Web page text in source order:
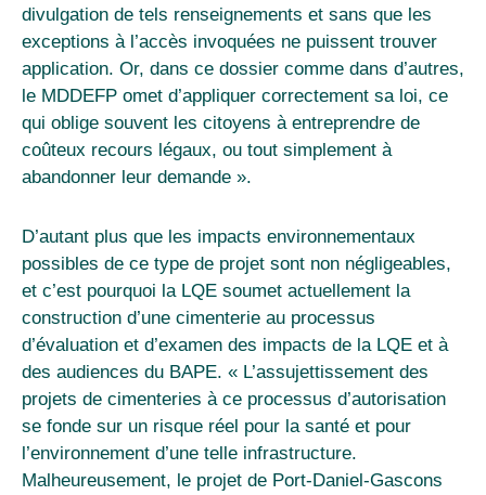
divulgation de tels renseignements et sans que les
exceptions à l’accès invoquées ne puissent trouver
application. Or, dans ce dossier comme dans d’autres,
le MDDEFP omet d’appliquer correctement sa loi, ce
qui oblige souvent les citoyens à entreprendre de
coûteux recours légaux, ou tout simplement à
abandonner leur demande ».
D’autant plus que les impacts environnementaux
possibles de ce type de projet sont non négligeables,
et c’est pourquoi la LQE soumet actuellement la
construction d’une cimenterie au processus
d’évaluation et d’examen des impacts de la LQE et à
des audiences du BAPE. « L’assujettissement des
projets de cimenteries à ce processus d’autorisation
se fonde sur un risque réel pour la santé et pour
l’environnement d’une telle infrastructure.
Malheureusement, le projet de Port-Daniel-Gascons